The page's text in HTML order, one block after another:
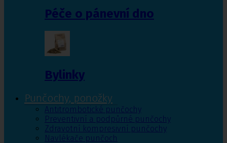
Péče o pánevní dno
Bylinky
Punčochy, ponožky
Antitrombotické punčochy
Preventivní a podpůrné punčochy
Zdravotní kompresivní punčochy
Navlékače punčoch